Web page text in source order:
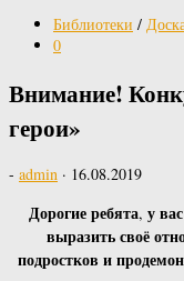
Библиотеки /
0
Внимание!
герои»
- admin · 16.08.2019
Дорогие ребята, у
выразить своё
подростков и